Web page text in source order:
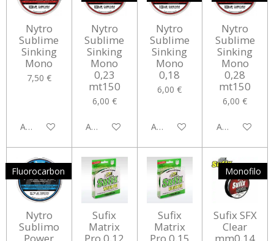
Nytro
Sublime
Sinking
Mono
7,50 €
Aggiungi al carrello
Nytro
Sublime
Sinking
Mono
0,23
mt150
6,00 €
Aggiungi al carrello
Nytro
Sublime
Sinking
Mono
0,18
6,00 €
Aggiungi al carrello
Nytro
Sublime
Sinking
Mono
0,28
mt150
6,00 €
Aggiungi al
Fluorocarbon
Nytro
Sublimo
Sufix
Matrix
Sufix
Matrix
Monofilo
Sufix SFX
Clear